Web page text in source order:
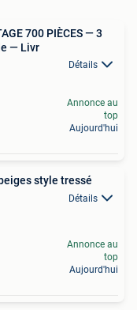
700 PIÈCES — 3
— Livr
Détails
Annonce au
top
Aujourd'hui
style tressé
Détails
Annonce au
top
Aujourd'hui